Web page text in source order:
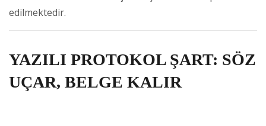
edilmektedir.
YAZILI PROTOKOL ŞART: SÖZ
UÇAR, BELGE KALIR